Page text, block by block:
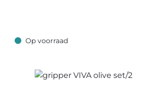
Op voorraad
Op voorraad